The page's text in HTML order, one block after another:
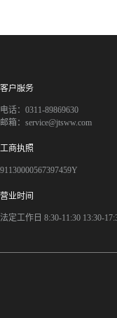
客户服务
电话：0311-89869630
邮箱：service@jtsww.com
工商执照
91130000567397459Y
营业时间
法定工作日 8:30-11:30 13:30-